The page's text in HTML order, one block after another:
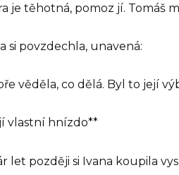
je těhotná, pomoz jí. Tomáš
si povzdechla, unavená:
věděla, co dělá. Byl to její
vlastní hnízdo**
let později si Ivana koupila